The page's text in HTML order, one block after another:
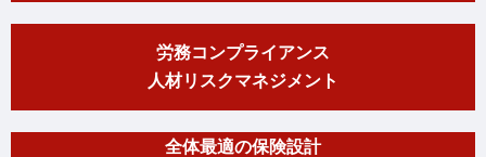
労務コンプライアンス
人材リスクマネジメント
全体最適の保険設計